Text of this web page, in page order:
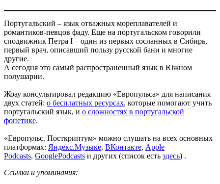
Португальский – язык отважных мореплавателей и
романтиков-певцов фаду. Еще на португальском говорили
сподвижник Петра I – один из первых сосланных в Сибирь,
первый врач, описавший пользу русской бани и многие
другие.
А сегодня это самый распространенный язык в Южном
полушарии.
Жоау консультировал редакцию «Европульса» для написания
двух статей: о бесплатных ресурсах, которые помогают учить
португальский язык, и о сложностях в португальской
фонетике.
«Европульс. Посткриптум» можно слушать на всех основных
платформах: Яндекс.Музыке, ВКонтакте, Apple
Podcasts, GooglePodcasts и других (список есть здесь) .
Ссылки и упоминания: